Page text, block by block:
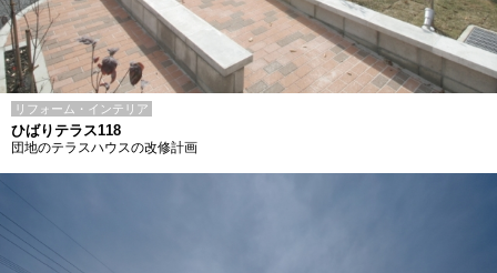
リフォーム・インテリア
ひばりテラス118
団地のテラスハウスの改修計画